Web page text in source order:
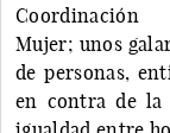
Mujer; unos
de personas,
en contra de la